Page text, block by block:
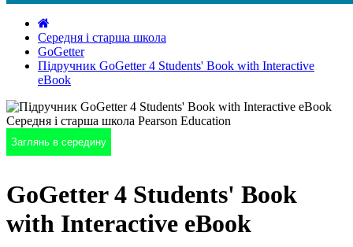
Середня і старша школа
GoGetter
Підручник GoGetter 4 Students' Book with Interactive
eBook
Заглянь в середину
GoGetter 4 Students' Book
with Interactive eBook